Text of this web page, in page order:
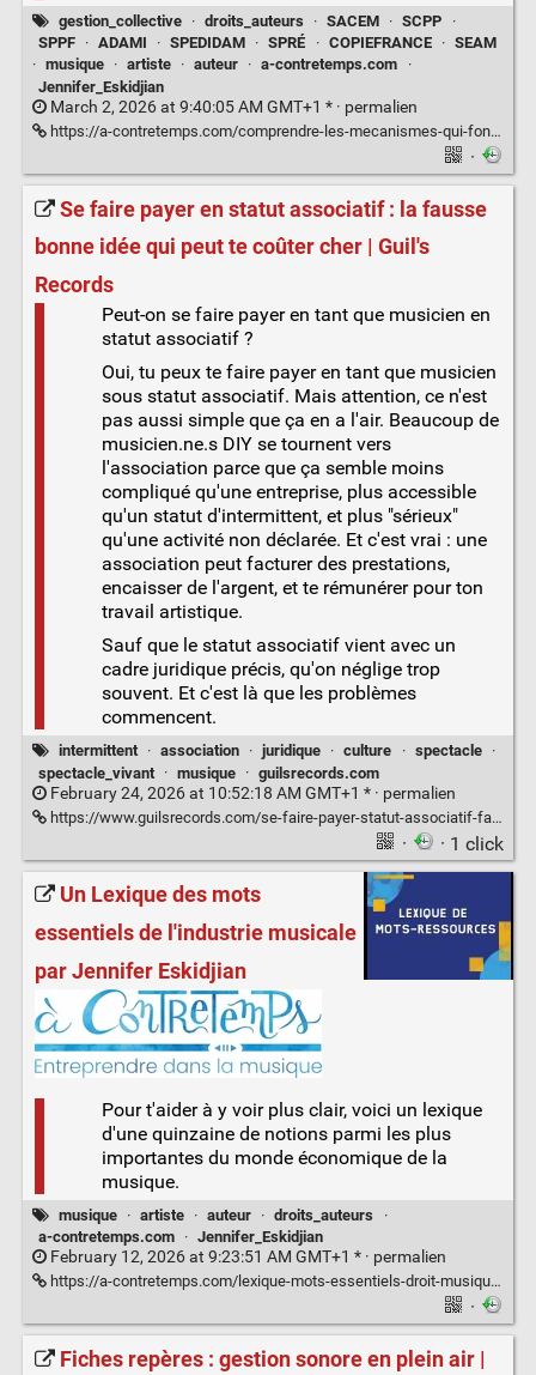
gestion_collective · droits_auteurs · SACEM · SCPP
·
SPPF
· ADAMI · SPEDIDAM · SPRÉ · COPIEFRANCE · SEAM
· musique · artiste · auteur · a-contretemps.com
·
Jennifer_Eskidjian
March 2, 2026 at 9:40:05 AM GMT+1 * · permalien
https://a-contretemps.com/comprendre-les-mecanismes-qui-font-tourner-le-monde-de-la-musique/
·
Se faire payer en statut associatif : la fausse
bonne idée qui peut te coûter cher | Guil's
Records
Peut-on se faire payer en tant que musicien en
statut associatif ?
Oui, tu peux te faire payer en tant que musicien
sous statut associatif. Mais attention, ce n'est
pas aussi simple que ça en a l'air. Beaucoup de
musicien.ne.s DIY se tournent vers
l'association parce que ça semble moins
compliqué qu'une entreprise, plus accessible
qu'un statut d'intermittent, et plus "sérieux"
qu'une activité non déclarée. Et c'est vrai : une
association peut facturer des prestations,
encaisser de l'argent, et te rémunérer pour ton
travail artistique.
Sauf que le statut associatif vient avec un
cadre juridique précis, qu'on néglige trop
souvent. Et c'est là que les problèmes
commencent.
intermittent · association · juridique · culture · spectacle
·
spectacle_vivant
· musique · guilsrecords.com
February 24, 2026 at 10:52:18 AM GMT+1 * · permalien
https://www.guilsrecords.com/se-faire-payer-statut-associatif-fausse-bonne-idee-couter-cher/
· · 1 click
Un Lexique des mots
essentiels de l'industrie musicale
par Jennifer Eskidjian
Pour t'aider à y voir plus clair, voici un lexique
d'une quinzaine de notions parmi les plus
importantes du monde économique de la
musique.
musique · artiste · auteur · droits_auteurs
·
a-contretemps.com
· Jennifer_Eskidjian
February 12, 2026 at 9:23:51 AM GMT+1 * · permalien
https://a-contretemps.com/lexique-mots-essentiels-droit-musique/
·
Fiches repères : gestion sonore en plein air |